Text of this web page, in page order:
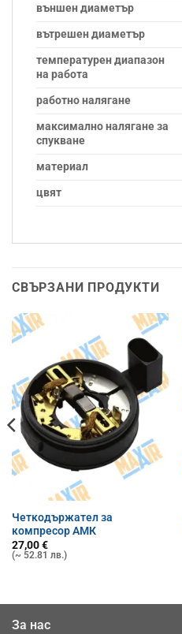
външен диаметър
вътрешен диаметър
температурен диапазон
на работа
работно налягане
максимално налягане за
спукване
материал
цвят
СВЪРЗАНИ ПРОДУКТИ
Четкодържател за
компресор АМК
27,00€
(~ 52.81 лв.)
За нас